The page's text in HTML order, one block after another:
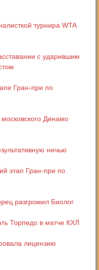
турнира WTA
с ударившим
Гран-при по
Динамо
ничью
этап Гран-при по
разгромил Биолог
Торпедо в матче КХЛ
лицензию